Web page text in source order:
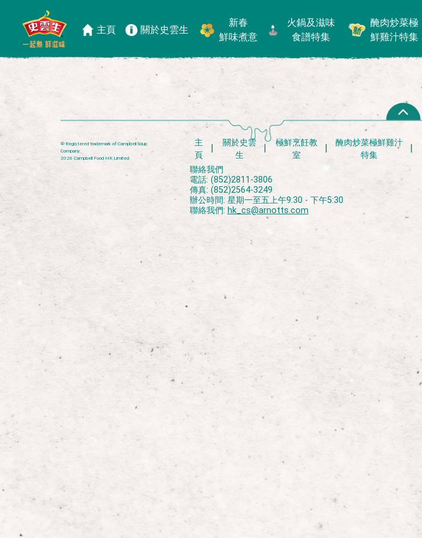
主頁 關於史雲生
新春
鮮味煮意
火鍋及滋味
食譜特集
醃肉炒菜極
鮮雞汁特集
Archive.php
® Registered trademark of Campbell Soup
Company
2026 Campbell Food HK Limited
主
頁
關於史雲
生
極鮮烹飪教
室
醃肉炒菜極鮮雞汁
特集
聯絡我們
電話: (852)2811-3806
傳真: (852)2564-3249
辦公時間: 星期一至五上午9:30 - 下午5:30
聯絡我們: hk_cs@arnotts.com